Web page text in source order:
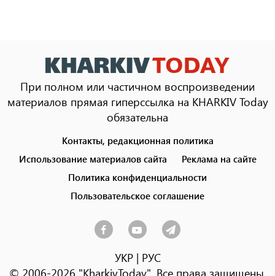
При полном или частичном воспроизведении
материалов прямая гиперссылка на KHARKIV Today
обязательна
menu
Контакты, редакционная политика
Использование материалов сайта
Реклама на сайте
Политика конфиденциальности
Пользовательское соглашение
УКР| РУС
© 2006-2026 "KharkivToday". Все права защищены.